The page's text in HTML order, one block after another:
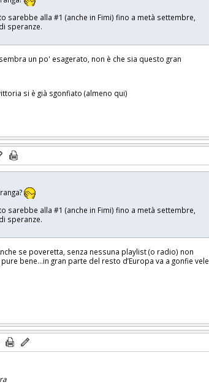
sarebbe alla #1 (anche in Fimi) fino a metà settembre,
speranze.
un po' esagerato, non è che sia questo gran
si è già sgonfiato (almeno qui)
sarebbe alla #1 (anche in Fimi) fino a metà settembre,
speranze.
se poveretta, senza nessuna playlist (o radio) non
bene…in gran parte del resto d’Europa va a gonfie vele